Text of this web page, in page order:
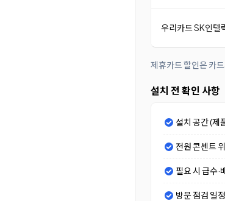
우리카드 SK인텔
제휴카드 할인은 카
설치 전 확인 사항
설치 공간 (제
전원 콘센트
필요 시 급수·
방문 점검 일